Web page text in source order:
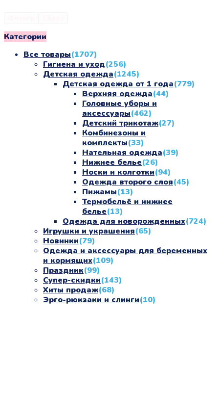
Категории
Все товары(1707)
Гигиена и уход(256)
Детская одежда(1245)
Детская одежда от 1 года(779)
Верхняя одежда(44)
Головные уборы и
аксессуары(462)
Детский трикотаж(27)
Комбинезоны и
комплекты(33)
Нательная одежда(39)
Нижнее белье(26)
Носки и колготки(94)
Одежда второго слоя(45)
Пижамы(13)
Термобельё и нижнее
белье(13)
Одежда для новорожденных(724)
Игрушки и украшения(65)
Новинки(79)
Одежда и аксессуары для беременных
и кормящих(109)
Праздник(99)
Супер-скидки(143)
Хиты продаж(68)
Эрго-рюкзаки и слинги(10)